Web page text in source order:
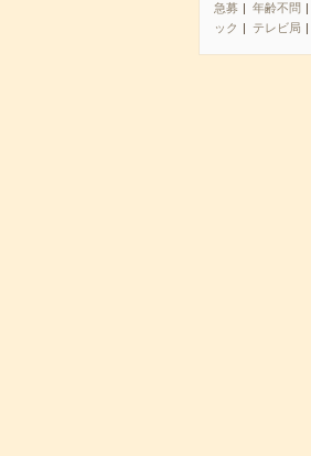
急募 年齢不問
ック
テレビ局